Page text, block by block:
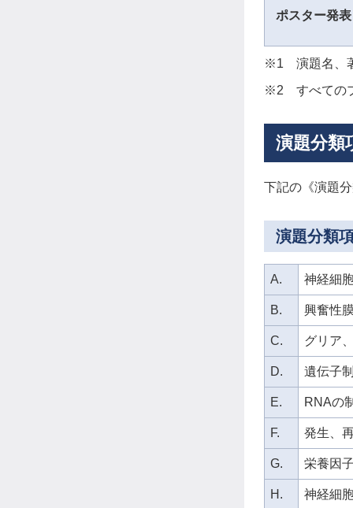
ポスター発
※1 演題名、著
※2 すべてのプ
演題分類
下記の《演題
演題分類
A. 神経細
B. 興奮性
C. グリア
D. 遺伝子
E. RNAの
F. 発生、
G. 栄養因
H. 神経細